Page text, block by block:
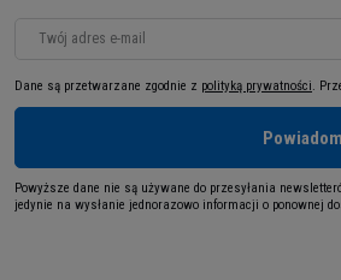
Twój adres e-mail
Dane są przetwarzane zgodnie z polityką prywatności.
Powyższe dane nie są używane do przesyłania
jedynie na wysłanie jednorazowo informacji o ponownej